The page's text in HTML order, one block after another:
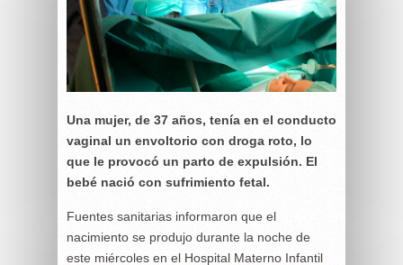
Una mujer, de 37 años, tenía en el conducto
vaginal un envoltorio con droga roto, lo
que le provocó un parto de expulsión. El
bebé nació con sufrimiento fetal.
Fuentes sanitarias informaron que el
nacimiento se produjo durante la noche de
este miércoles en el Hospital Materno Infantil